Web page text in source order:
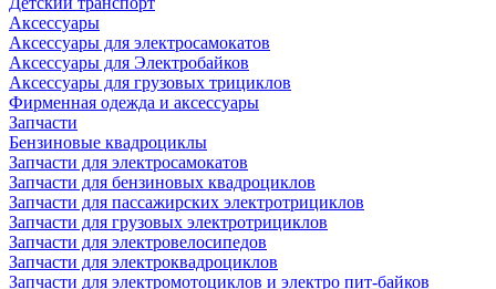
Аксессуары
Аксессуары для электросамокатов
Аксессуары для Электробайков
Аксессуары для грузовых трициклов
Фирменная одежда и аксессуары
Запчасти
Бензиновые квадроциклы
Запчасти для электросамокатов
Запчасти для бензиновых квадроциклов
Запчасти для пассажирских электротрициклов
Запчасти для грузовых электротрициклов
Запчасти для электровелосипедов
Запчасти для электроквадроциклов
Запчасти для электромотоциклов и электро пит-байков